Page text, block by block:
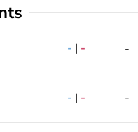
- | - -
- | - -